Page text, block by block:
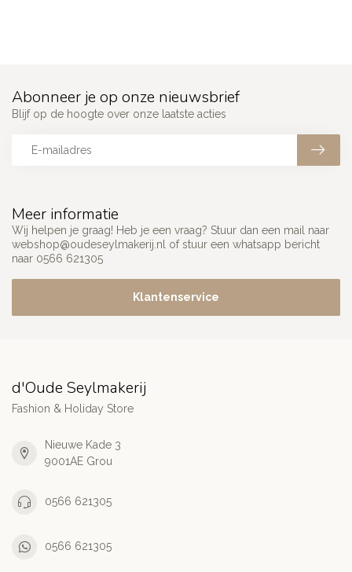
Meer informatie
Wij helpen je graag! Heb je een vraag? Stuur dan een mail naar
webshop@oudeseylmakerij.nl
of stuur een whatsapp bericht
naar 0566 621305
Klantenservice
Abonneer je op onze nieuwsbrief
Blijf op de hoogte over onze laatste acties
d'Oude Seylmakerij
Fashion & Holiday Store
Nieuwe Kade 3
9001AE Grou
0566 621305
0566 621305